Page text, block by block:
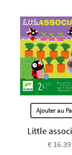
Ajouter au
Little
€ 16.39